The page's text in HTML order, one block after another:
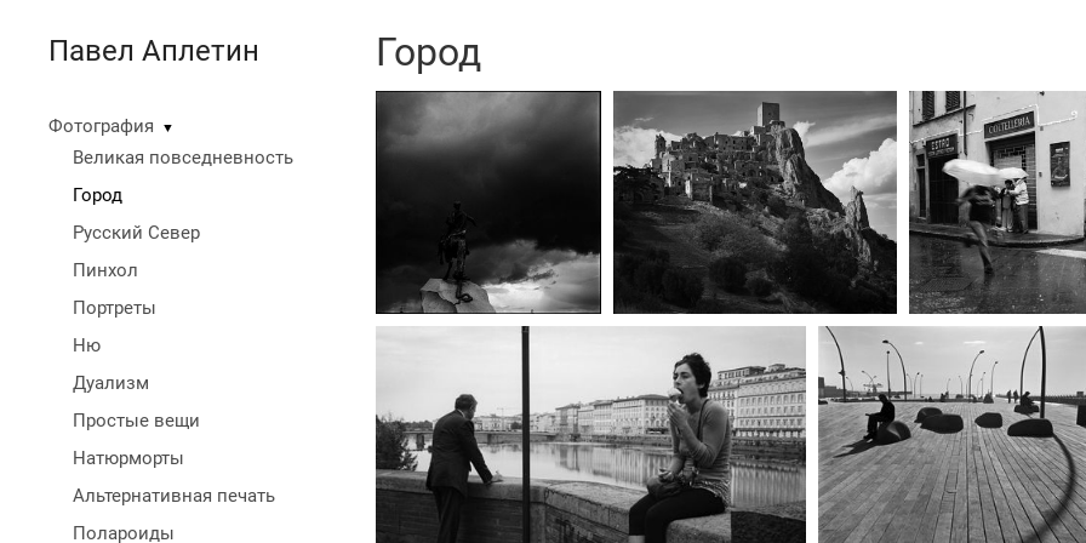
Павел Аплетин
Фотография ▼
Великая повседневность
Город
Русский Север
Пинхол
Портреты
Ню
Дуализм
Простые вещи
Натюрморты
Альтернативная печать
Полароиды
Город